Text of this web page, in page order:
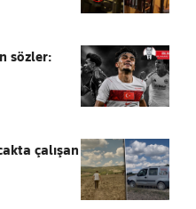
sözler:
çalışan